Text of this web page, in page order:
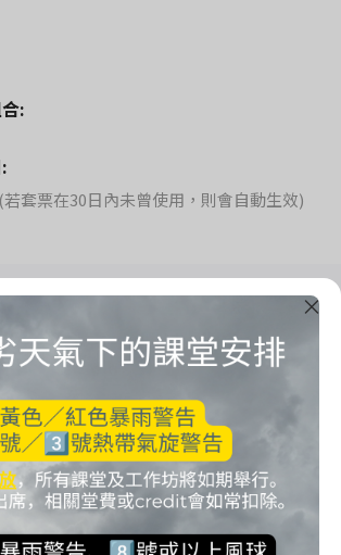
:
套票在30日內未曾使用，則會自動生效)
here.
道19號健力工業大廈8樓814室